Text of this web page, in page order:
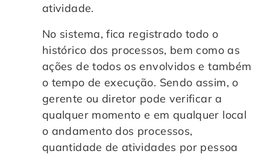
atividade.
No sistema, fica registrado todo o
histórico dos processos, bem como as
ações de todos os envolvidos e também
o tempo de execução. Sendo assim, o
gerente ou diretor pode verificar a
qualquer momento e em qualquer local
o andamento dos processos,
quantidade de atividades por pessoa